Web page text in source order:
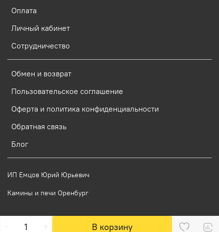
В корзину
Оплата
Личный кабинет
Сотрудничество
Обмен и возврат
Пользовательское соглашение
Оферта и политика конфиденциальности
Обратная связь
Блог
ИП Емцов Юрий Юрьевич
Камины и печи Оренбург
Verification: 58623de5d7ae14df